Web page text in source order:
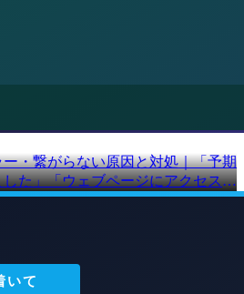
・繋がらない原因と対処｜「予期
た」「ウェブページにアクセスで